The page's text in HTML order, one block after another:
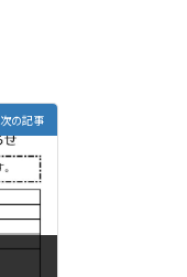
次の記事